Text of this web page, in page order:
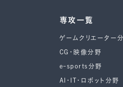
専攻一覧
ゲームクリエーター
CG・映像分野
e-sports分野
AI・IT・ロボット分野